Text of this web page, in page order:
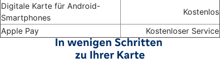
Digitale Karte für Android-
Smartphones
Kostenlos
Apple Pay
Kostenloser Service